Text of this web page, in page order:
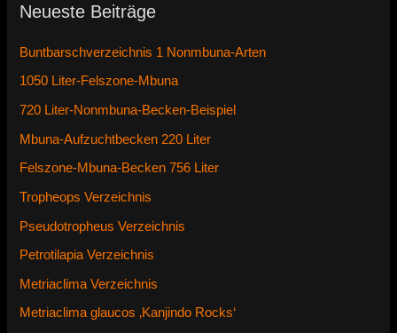
Neueste Beiträge
Buntbarschverzeichnis 1 Nonmbuna-Arten
1050 Liter-Felszone-Mbuna
720 Liter-Nonmbuna-Becken-Beispiel
Mbuna-Aufzuchtbecken 220 Liter
Felszone-Mbuna-Becken 756 Liter
Tropheops Verzeichnis
Pseudotropheus Verzeichnis
Petrotilapia Verzeichnis
Metriaclima Verzeichnis
Metriaclima glaucos ‚Kanjindo Rocks‘